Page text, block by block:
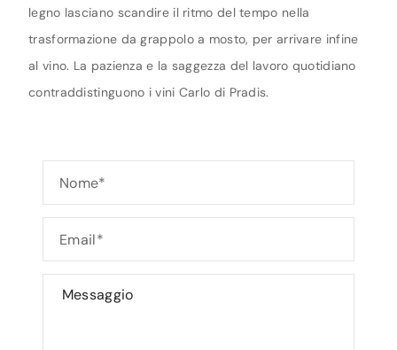
legno lasciano scandire il ritmo del tempo nella
trasformazione da grappolo a mosto, per arrivare infine
al vino. La pazienza e la saggezza del lavoro quotidiano
contraddistinguono i vini Carlo di Pradis.